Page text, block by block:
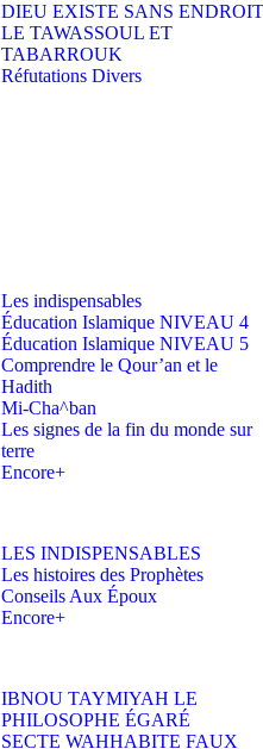
DIEU EXISTE SANS ENDROIT
LE TAWASSOUL ET
TABARROUK
Réfutations Divers
Les indispensables
Éducation Islamique NIVEAU 4
Éducation Islamique NIVEAU 5
Comprendre le Qour’an et le
Hadith
Mi-Cha^ban
Les signes de la fin du monde sur
terre
Encore+
LES INDISPENSABLES
Les histoires des Prophètes
Conseils Aux Époux
Encore+
IBNOU TAYMIYAH LE
PHILOSOPHE ÉGARÉ
SECTE WAHHABITE FAUX